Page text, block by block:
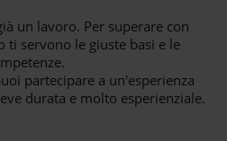
un lavoro. Per superare con
ti servono le giuste basi e le
partecipare a un'esperienza
durata e molto esperienziale.